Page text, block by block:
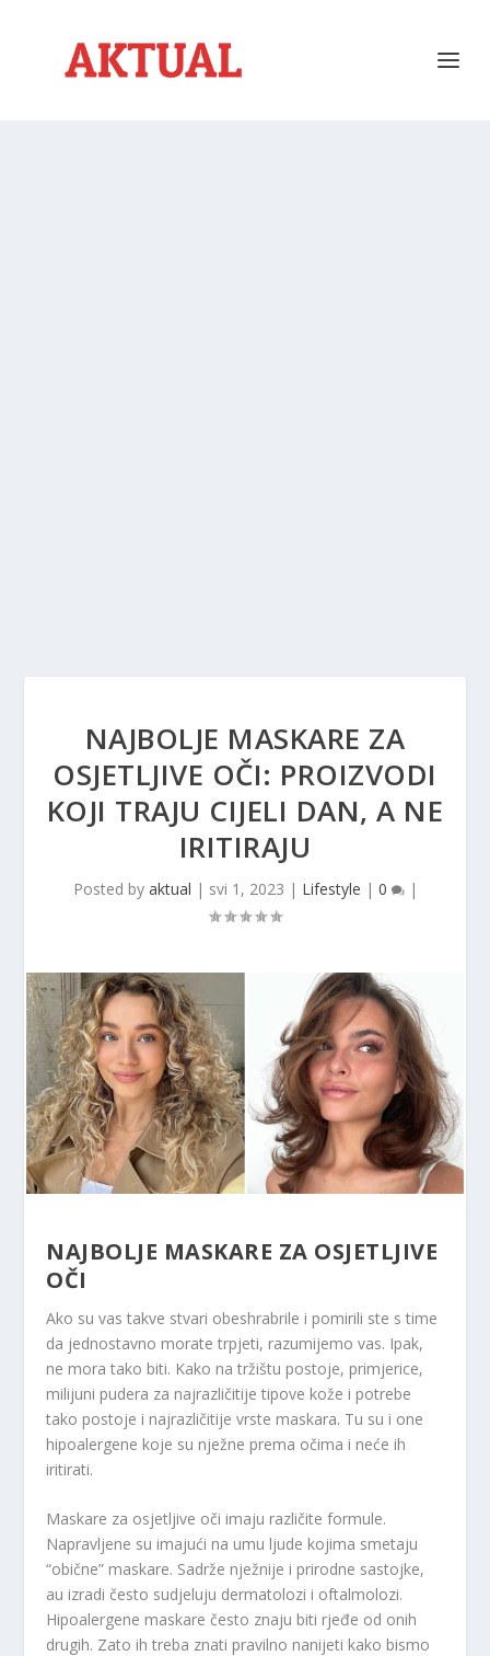
NAJBOLJE MASKARE ZA
OSJETLJIVE OČI: PROIZVODI
KOJI TRAJU CIJELI DAN, A NE
IRITIRAJU
Posted by aktual | svi 1, 2023 | Lifestyle | 0 |
NAJBOLJE MASKARE ZA OSJETLJIVE
OČI
Ako su vas takve stvari obeshrabrile i pomirili ste s time
da jednostavno morate trpjeti, razumijemo vas. Ipak,
ne mora tako biti. Kako na tržištu postoje, primjerice,
milijuni pudera za najrazličitije tipove kože i potrebe
tako postoje i najrazličitije vrste maskara. Tu su i one
hipoalergene koje su nježne prema očima i neće ih
iritirati.
Maskare za osjetljive oči imaju različite formule.
Napravljene su imajući na umu ljude kojima smetaju
“obične” maskare. Sadrže nježnije i prirodne sastojke,
au izradi često sudjeluju dermatolozi i oftalmolozi.
Hipoalergene maskare često znaju biti rjeđe od onih
drugih. Zato ih treba znati pravilno nanijeti kako bismo